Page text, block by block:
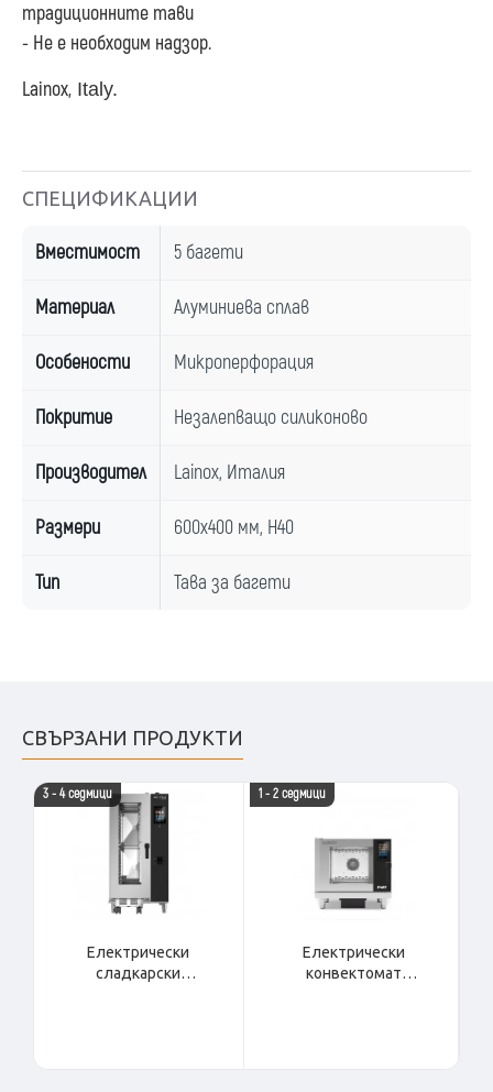
традиционните тави
- Не е необходим надзор.
Lainox, Italy.
СПЕЦИФИКАЦИИ
Вместимост 5 багети
Материал Алуминиева сплав
Особености Микроперфорация
Покритие Незалепващо силиконово
Производител Lainox, Италия
Размери 600x400 мм, H40
Тип Тава за багети
СВЪРЗАНИ ПРОДУКТИ
3 - 4 седмици
Електрически
сладкарски
1 - 2 седмици
Електрически
конвектомат